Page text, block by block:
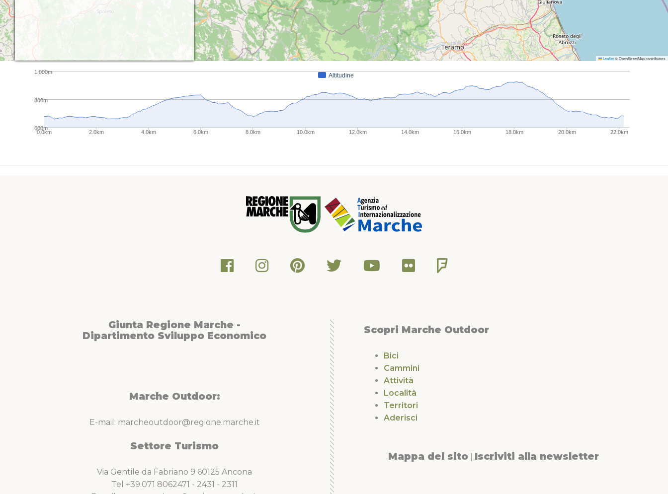
Leaflet© OpenStreetMap contributors
Altitudine
0.0km 2.0km 4.0km 6.0km 8.0km 10.0km 12.0km 14.0km 16.0km 18.0km 20.0km 22.0km
600m
800m
1,000m
Giunta Regione Marche -
Dipartimento Sviluppo Economico
Marche Outdoor:
E-mail: marcheoutdoor@regione.marche.it
Settore Turismo
Via Gentile da Fabriano 9 60125 Ancona
Tel +39.071 8062471 - 2431 - 2311
Scopri Marche Outdoor
Bici
Cammini
Attività
Località
Territori
Aderisci
Mappa del sito Iscriviti alla newsletter